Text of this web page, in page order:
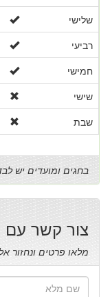
שלישי
רביעי
חמישי
שישי
שבת
בחגים ומועדים יש
צור קשר עם
מלאו פרטים ונחזור